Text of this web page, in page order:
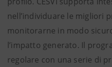
nell’individuare le migliori
monitorarne in modo
l’impatto generato. Il
regolare con una serie di